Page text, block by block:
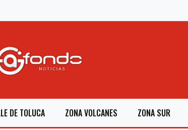
DE TOLUCA ZONA VOLCANES ZONA SUR